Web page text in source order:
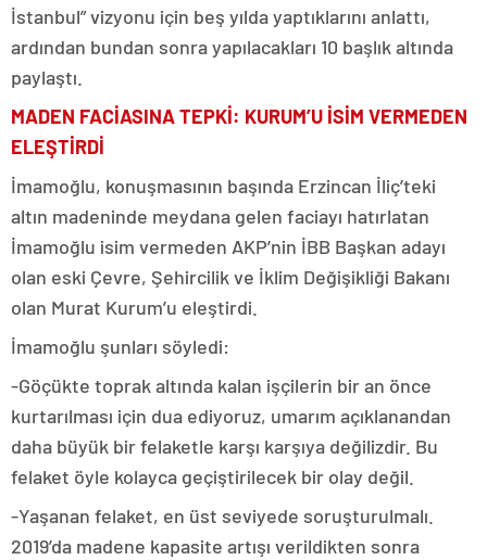
İstanbul” vizyonu için beş yılda yaptıklarını anlattı,
ardından bundan sonra yapılacakları 10 başlık altında
paylaştı.
MADEN FACİASINA TEPKİ: KURUM’U İSİM VERMEDEN
ELEŞTİRDİ
İmamoğlu, konuşmasının başında Erzincan İliç’teki
altın madeninde meydana gelen faciayı hatırlatan
İmamoğlu isim vermeden AKP’nin İBB Başkan adayı
olan eski Çevre, Şehircilik ve İklim Değişikliği Bakanı
olan Murat Kurum’u eleştirdi.
İmamoğlu şunları söyledi:
-Göçükte toprak altında kalan işçilerin bir an önce
kurtarılması için dua ediyoruz, umarım açıklanandan
daha büyük bir felaketle karşı karşıya değilizdir. Bu
felaket öyle kolayca geçiştirilecek bir olay değil.
-Yaşanan felaket, en üst seviyede soruşturulmalı.
2019’da madene kapasite artışı verildikten sonra